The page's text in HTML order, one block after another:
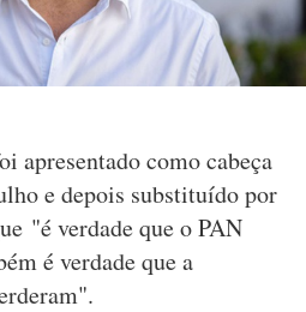
apresentado como cabeça
e depois substituído por
"é verdade que o PAN
é verdade que a